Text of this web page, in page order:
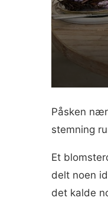
Påsken
stemning
Et
delt noen
det kalde